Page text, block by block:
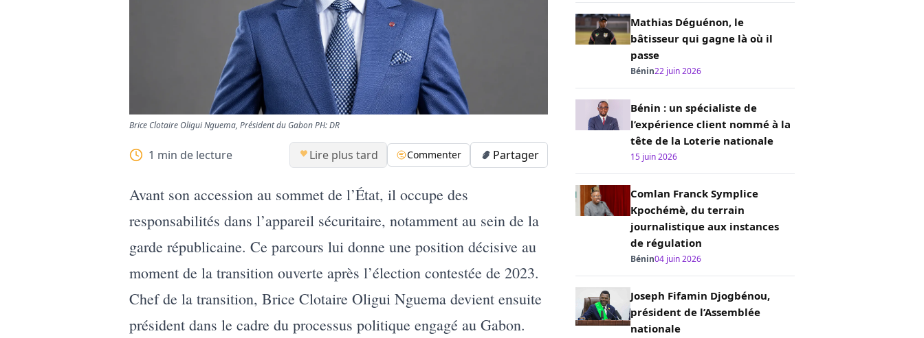
Brice Clotaire Oligui Nguema, Président du Gabon PH: DR
1 min de lecture Lire plus tard Commenter Partager
Avant son accession au sommet de l’État, il occupe des
responsabilités dans l’appareil sécuritaire, notamment au sein de la
garde républicaine. Ce parcours lui donne une position décisive au
moment de la transition ouverte après l’élection contestée de 2023.
Chef de la transition, Brice Clotaire Oligui Nguema devient ensuite
président dans le cadre du processus politique engagé au Gabon.
Mathias Déguénon, le
bâtisseur qui gagne là où il
passe
Bénin22 juin 2026
Bénin : un spécialiste de
l’expérience client nommé à la
tête de la Loterie nationale
15 juin 2026
Comlan Franck Symplice
Kpochémè, du terrain
journalistique aux instances
de régulation
Bénin04 juin 2026
Joseph Fifamin Djogbénou,
président de l’Assemblée
nationale